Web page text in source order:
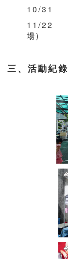
10/31
11/22
場)
三、活動紀錄